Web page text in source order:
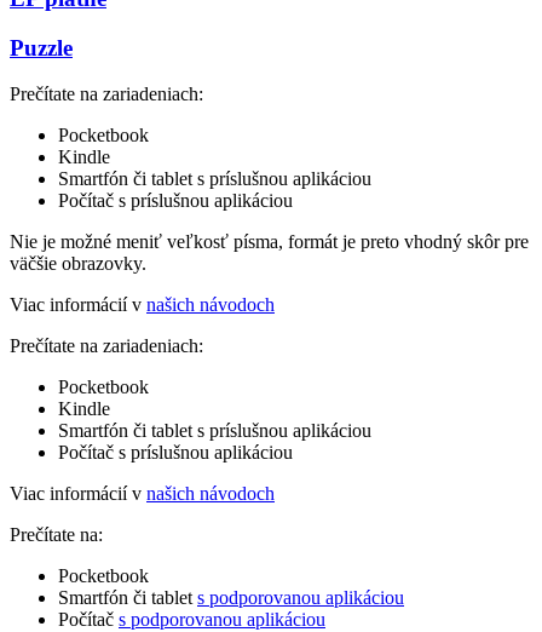
Puzzle
Prečítate na zariadeniach:
Pocketbook
Kindle
Smartfón či tablet s príslušnou aplikáciou
Počítač s príslušnou aplikáciou
Nie je možné meniť veľkosť písma, formát je preto vhodný skôr pre
väčšie obrazovky.
Viac informácií v našich návodoch
Prečítate na zariadeniach:
Pocketbook
Kindle
Smartfón či tablet s príslušnou aplikáciou
Počítač s príslušnou aplikáciou
Viac informácií v našich návodoch
Prečítate na:
Pocketbook
Smartfón či tablet s podporovanou aplikáciou
Počítač s podporovanou aplikáciou